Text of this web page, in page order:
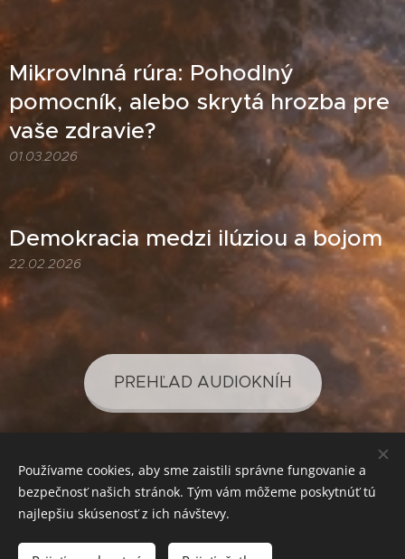
Mikrovlnná rúra: Pohodlný
pomocník, alebo skrytá hrozba pre
vaše zdravie?
01.03.2026
Demokracia medzi ilúziou a bojom
22.02.2026
PREHĽAD AUDIOKNÍH
PREHĽAD PODCASTOV
Používame cookies, aby sme zaistili správne fungovanie a
bezpečnosť našich stránok. Tým vám môžeme poskytnúť tú
najlepšiu skúsenosť z ich návštevy.